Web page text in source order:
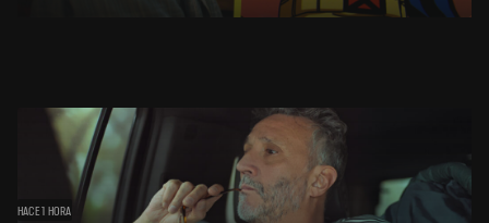
HACE 1 HORA